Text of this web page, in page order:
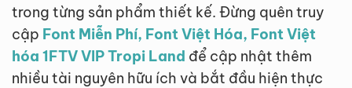
trong từng sản phẩm thiết kế. Đừng quên truy
cập Font Miễn Phí, Font Việt Hóa, Font Việt
hóa 1FTV VIP Tropi Land để cập nhật thêm
nhiều tài nguyên hữu ích và bắt đầu hiện thực